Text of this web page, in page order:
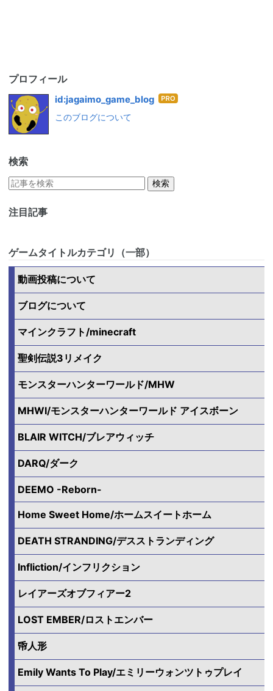
プロフィール
id:jagaimo_game_blog はて
このブログについて
検索
注目記事
ゲームタイトルカテゴリ（一部）
動画投稿について
ブログについて
マインクラフト/minecraft
聖剣伝説3リメイク
モンスターハンターワールド/MHW
MHWI/モンスターハンターワールド アイスボーン
BLAIR WITCH/ブレアウィッチ
DARQ/ダーク
DEEMO -Reborn-
Home Sweet Home/ホームスイートホーム
DEATH STRANDING/デスストランディング
Infliction/インフリクション
レイアーズオブフィアー2
LOST EMBER/ロストエンバー
帋人形
Emily Wants To Play/エミリーウォンツトゥプレイ